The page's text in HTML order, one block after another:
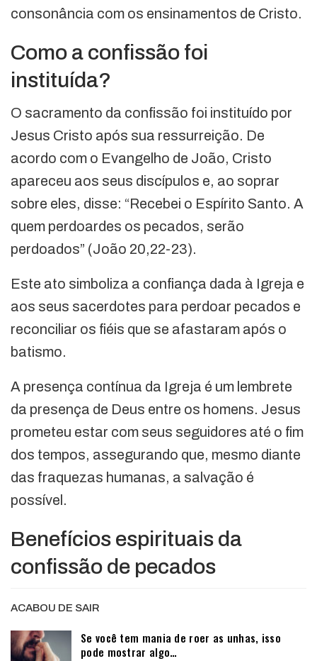
consonância com os ensinamentos de Cristo.
Como a confissão foi
instituída?
O sacramento da confissão foi instituído por
Jesus Cristo após sua ressurreição. De
acordo com o Evangelho de João, Cristo
apareceu aos seus discípulos e, ao soprar
sobre eles, disse: “Recebei o Espírito Santo. A
quem perdoardes os pecados, serão
perdoados” (João 20,22-23).
Este ato simboliza a confiança dada à Igreja e
aos seus sacerdotes para perdoar pecados e
reconciliar os fiéis que se afastaram após o
batismo.
A presença contínua da Igreja é um lembrete
da presença de Deus entre os homens. Jesus
prometeu estar com seus seguidores até o fim
dos tempos, assegurando que, mesmo diante
das fraquezas humanas, a salvação é
possível.
Benefícios espirituais da
confissão de pecados
ACABOU DE SAIR
Se você tem mania de roer as unhas, isso
pode mostrar algo…